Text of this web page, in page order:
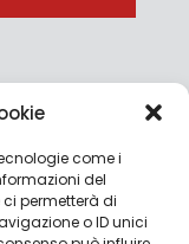
come i
del
permetterà di
o ID unici